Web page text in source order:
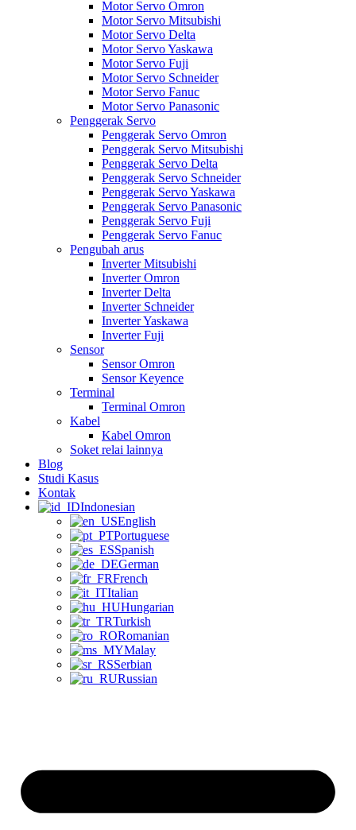
Motor Servo Omron
Motor Servo Mitsubishi
Motor Servo Delta
Motor Servo Yaskawa
Motor Servo Fuji
Motor Servo Schneider
Motor Servo Fanuc
Motor Servo Panasonic
Penggerak Servo
Penggerak Servo Omron
Penggerak Servo Mitsubishi
Penggerak Servo Delta
Penggerak Servo Schneider
Penggerak Servo Yaskawa
Penggerak Servo Panasonic
Penggerak Servo Fuji
Penggerak Servo Fanuc
Pengubah arus
Inverter Mitsubishi
Inverter Omron
Inverter Delta
Inverter Schneider
Inverter Yaskawa
Inverter Fuji
Sensor
Sensor Omron
Sensor Keyence
Terminal
Terminal Omron
Kabel
Kabel Omron
Soket relai lainnya
Blog
Studi Kasus
Kontak
Indonesian
English
Portuguese
Spanish
German
French
Italian
Hungarian
Turkish
Romanian
Malay
Serbian
Russian